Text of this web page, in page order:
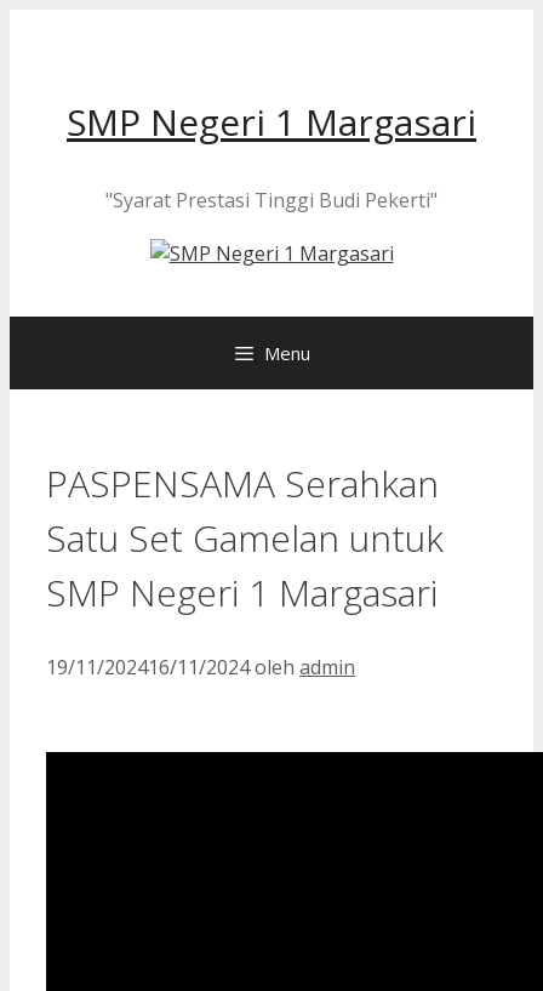
SMP Negeri 1 Margasari
"Syarat Prestasi Tinggi Budi Pekerti"
Menu
PASPENSAMA Serahkan
Satu Set Gamelan untuk
SMP Negeri 1 Margasari
19/11/202416/11/2024oleh admin